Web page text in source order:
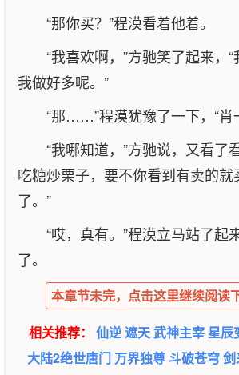
“那你买？”程漠看着他着。
“我喜欢啊，”方驰笑了起来，
我做好多呢。”
“那……”程漠犹豫了一下，“肖
“我哪知道，”方驰说，又看了
吃糖炒栗子，要不你看到有卖的
了。”
“哎，真有。”程漠立马站了起
了。
本章节未完，点击这里继续阅读
相关推荐： 仙逆遮天武神主宰星辰
大陆2绝世唐门 万界独尊 斗破苍穹剑